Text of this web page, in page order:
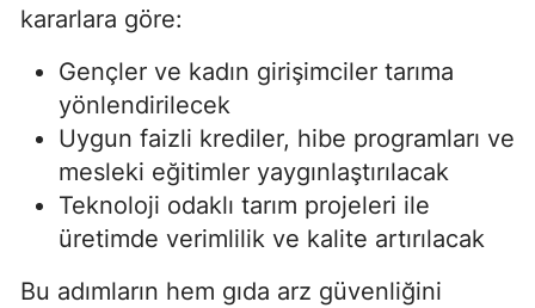
kararlara göre:
Gençler ve kadın girişimciler tarıma
yönlendirilecek
Uygun faizli krediler, hibe programları ve
mesleki eğitimler yaygınlaştırılacak
Teknoloji odaklı tarım projeleri ile
üretimde verimlilik ve kalite artırılacak
Bu adımların hem gıda arz güvenliğini